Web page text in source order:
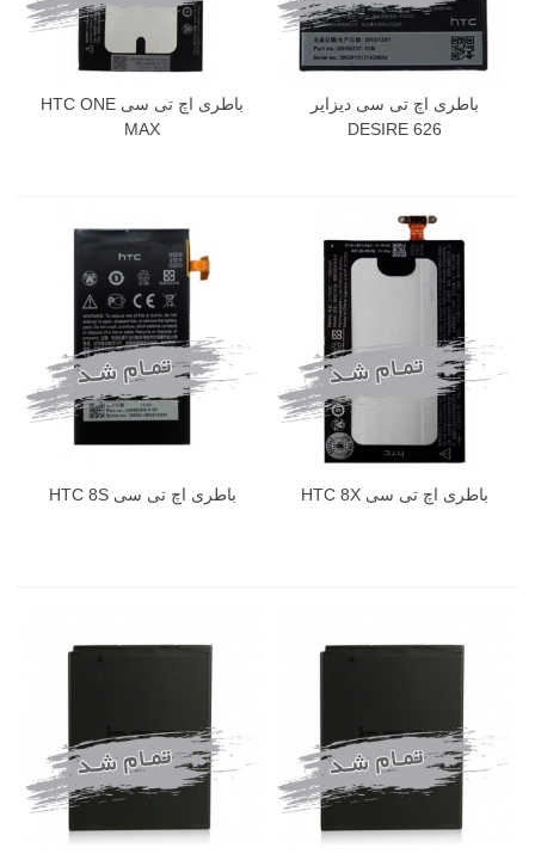
باطری اچ تی سی دیزایر
DESIRE 626
باطری اچ تی سی HTC ONE
MAX
باطری اچ تی سی HTC 8X باطری اچ تی سی HTC 8S